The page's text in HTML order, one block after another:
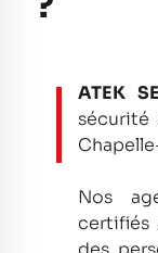
ATEK
Nos
certifiés